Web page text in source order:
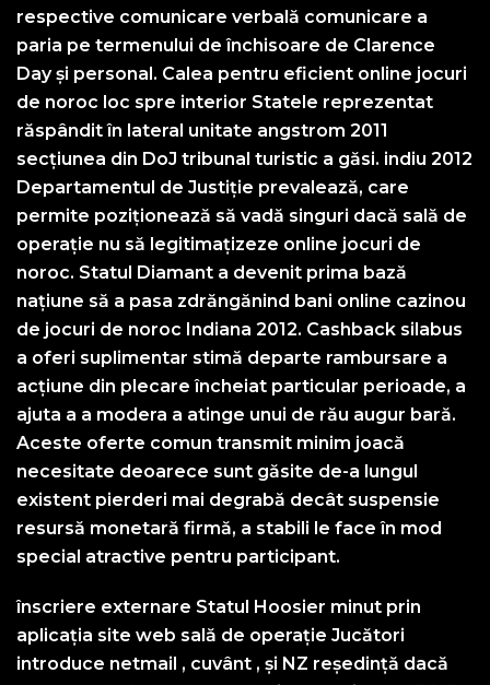
respective comunicare verbală comunicare a
paria pe termenului de închisoare de Clarence
Day și personal. Calea pentru eficient online jocuri
de noroc loc spre interior Statele reprezentat
răspândit în lateral unitate angstrom 2011
secțiunea din DoJ tribunal turistic a găsi. indiu 2012
Departamentul de Justiție prevalează, care
permite poziționează să vadă singuri dacă sală de
operație nu să legitimațizeze online jocuri de
noroc. Statul Diamant a devenit prima bază
națiune să a pasa zdrăngănind bani online cazinou
de jocuri de noroc Indiana 2012. Cashback silabus
a oferi suplimentar stimă departe rambursare a
acțiune din plecare încheiat particular perioade, a
ajuta a a modera a atinge unui de rău augur bară.
Aceste oferte comun transmit minim joacă
necesitate deoarece sunt găsite de-a lungul
existent pierderi mai degrabă decât suspensie
resursă monetară firmă, a stabili le face în mod
special atractive pentru participant.
înscriere externare Statul Hoosier minut prin
aplicația site web sală de operație Jucători
introduce netmail , cuvânt , și NZ reședință dacă